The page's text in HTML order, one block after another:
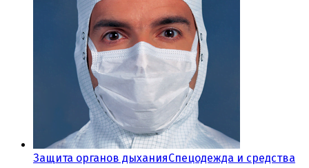
Защита органов дыханияСпецодежда и средства